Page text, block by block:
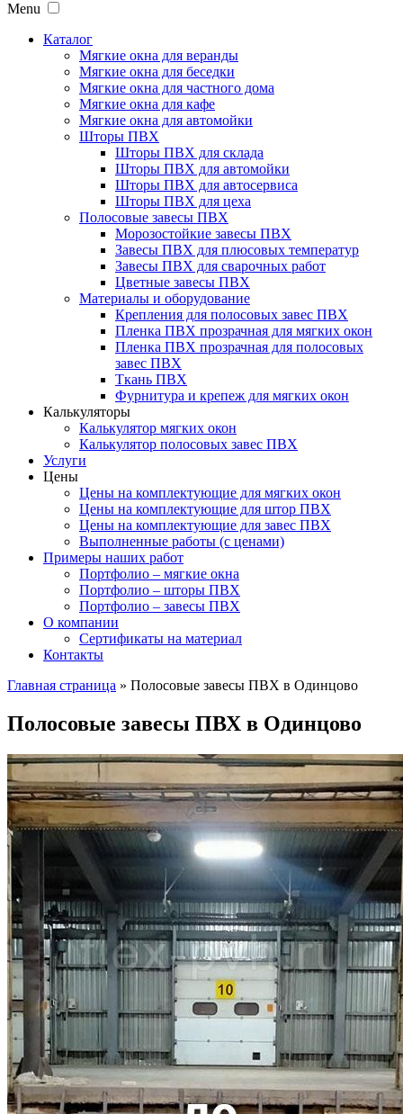
Menu
Каталог
Мягкие окна для веранды
Мягкие окна для беседки
Мягкие окна для частного дома
Мягкие окна для кафе
Мягкие окна для автомойки
Шторы ПВХ
Шторы ПВХ для склада
Шторы ПВХ для автомойки
Шторы ПВХ для автосервиса
Шторы ПВХ для цеха
Полосовые завесы ПВХ
Морозостойкие завесы ПВХ
Завесы ПВХ для плюсовых температур
Завесы ПВХ для сварочных работ
Цветные завесы ПВХ
Материалы и оборудование
Крепления для полосовых завес ПВХ
Пленка ПВХ прозрачная для мягких окон
Пленка ПВХ прозрачная для полосовых
завес ПВХ
Ткань ПВХ
Фурнитура и крепеж для мягких окон
Калькуляторы
Калькулятор мягких окон
Калькулятор полосовых завес ПВХ
Услуги
Цены
Цены на комплектующие для мягких окон
Цены на комплектующие для штор ПВХ
Цены на комплектующие для завес ПВХ
Выполненные работы (с ценами)
Примеры наших работ
Портфолио – мягкие окна
Портфолио – шторы ПВХ
Портфолио – завесы ПВХ
О компании
Сертификаты на материал
Контакты
Главная страница » Полосовые завесы ПВХ в Одинцово
Полосовые завесы ПВХ в Одинцово